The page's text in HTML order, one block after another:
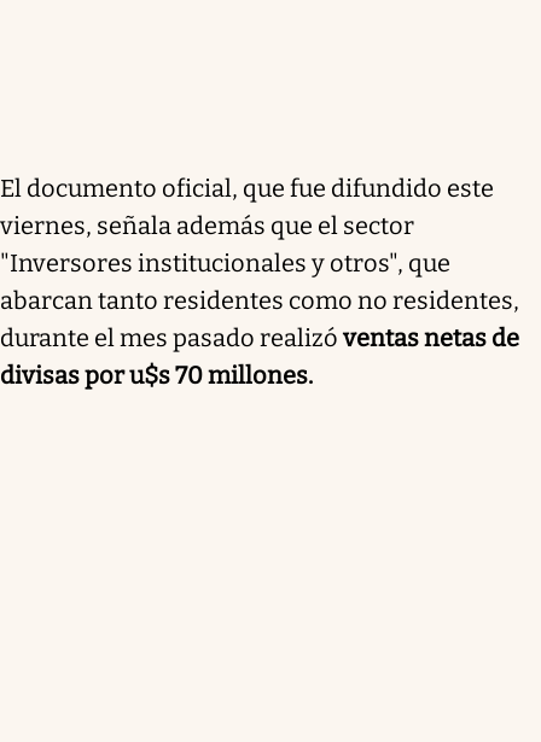
El documento oficial, que fue difundido este
viernes, señala además que el sector
"Inversores institucionales y otros", que
abarcan tanto residentes como no residentes,
durante el mes pasado realizóventas netas de
divisas por u$s 70 millones.